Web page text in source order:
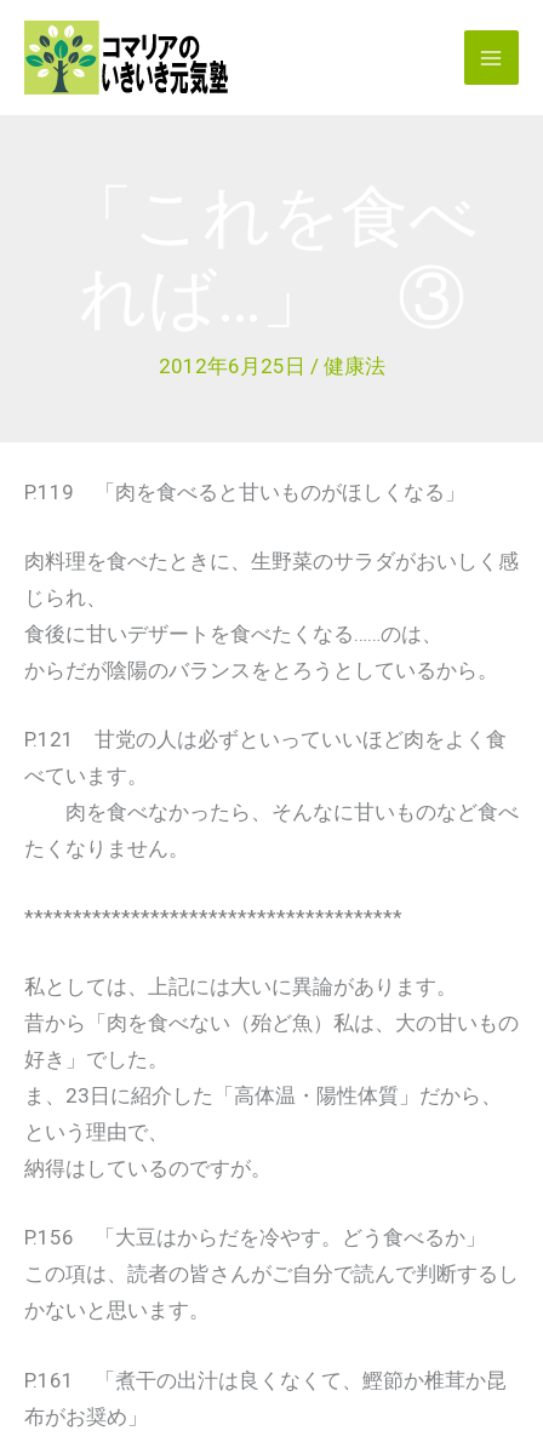
2012年6月25日 / 健康法
P.119 「肉を食べると甘いものがほしくなる」
肉料理を食べたときに、生野菜のサラダがおいしく感
じられ、
食後に甘いデザートを食べたくなる……のは、
からだが陰陽のバランスをとろうとしているから。
P.121 甘党の人は必ずといっていいほど肉をよく食
べています。
肉を食べなかったら、そんなに甘いものなど食べ
たくなりません。
***************************************
私としては、上記には大いに異論があります。
昔から「肉を食べない（殆ど魚）私は、大の甘いもの
好き」でした。
ま、23日に紹介した「高体温・陽性体質」だから、
という理由で、
納得はしているのですが。
P.156 「大豆はからだを冷やす。どう食べるか」
この項は、読者の皆さんがご自分で読んで判断するし
かないと思います。
P.161 「煮干の出汁は良くなくて、鰹節か椎茸か昆
布がお奨め」